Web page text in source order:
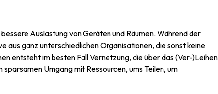
Auslastung von Geräten und Räumen. Während der
aus ganz unterschiedlichen Organisationen, die sonst keine
entsteht im besten Fall Vernetzung, die über das (Ver-)Leihen
Umgang mit Ressourcen, ums Teilen, um